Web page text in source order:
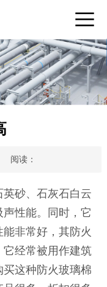
阅读：
砂、石灰石白云
性能。同时，它
非常好，其防火
经常被用作建筑
这种防火玻璃棉